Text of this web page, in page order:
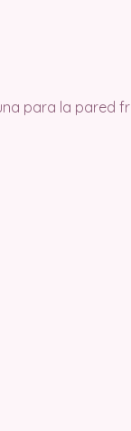
para la pared